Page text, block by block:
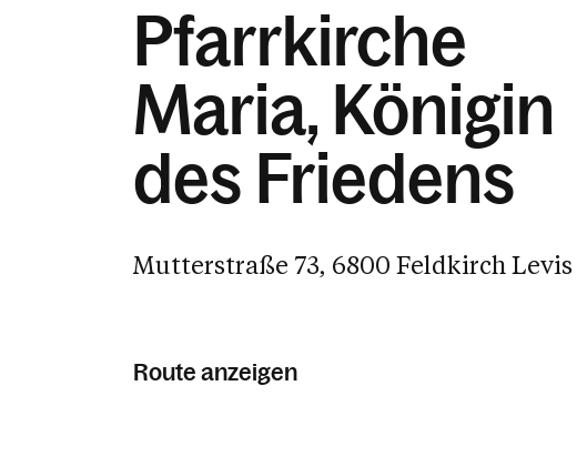
Pfarrkirche
Maria, Königin
des Friedens
Mutterstraße 73, 6800 Feldkirch Levis
Route anzeigen